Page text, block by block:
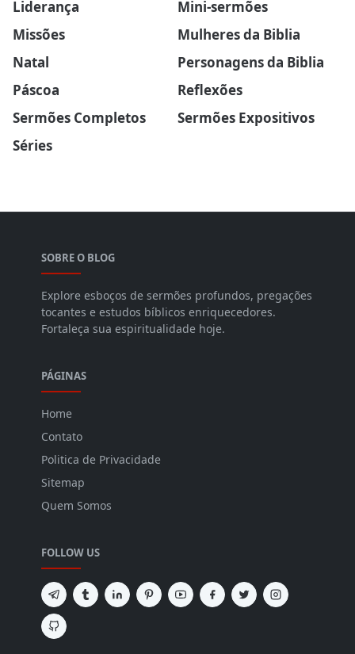
Liderança
Mini-sermões
Missões
Mulheres da Biblia
Natal
Personagens da Biblia
Páscoa
Reflexões
Sermões Completos
Sermões Expositivos
Séries
SOBRE O BLOG
Explore esboços de sermões profundos, pregações
tocantes e estudos bíblicos enriquecedores.
Fortaleça sua espiritualidade hoje.
PÁGINAS
Home
Contato
Politica de Privacidade
Sitemap
Quem Somos
FOLLOW US